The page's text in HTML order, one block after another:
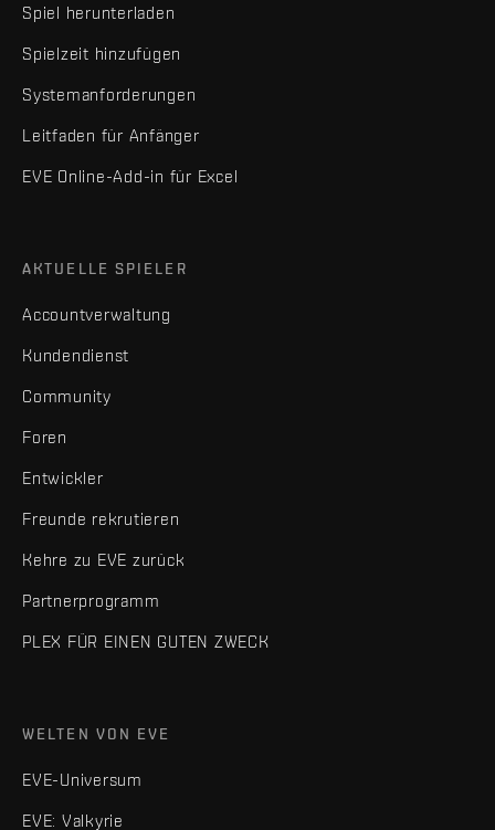
Spiel herunterladen
Spielzeit hinzufügen
Systemanforderungen
Leitfaden für Anfänger
EVE Online-Add-in für Excel
AKTUELLE SPIELER
Accountverwaltung
Kundendienst
Community
Foren
Entwickler
Freunde rekrutieren
Kehre zu EVE zurück
Partnerprogramm
PLEX FÜR EINEN GUTEN ZWECK
WELTEN VON EVE
EVE-Universum
EVE: Valkyrie